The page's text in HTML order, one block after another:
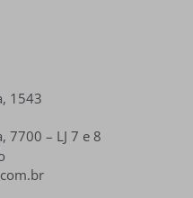
1543
7700 – LJ 7 e 8